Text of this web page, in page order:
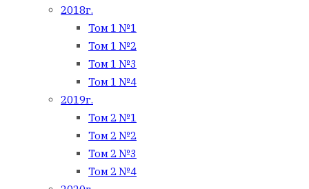
2018г.
Том 1 №1
Том 1 №2
Том 1 №3
Том 1 №4
2019г.
Том 2 №1
Том 2 №2
Том 2 №3
Том 2 №4